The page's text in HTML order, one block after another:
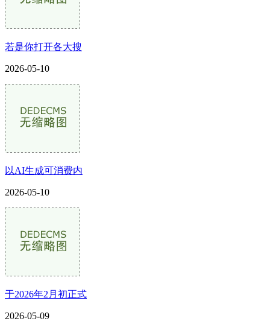
若是你打开各大搜
2026-05-10
以AI生成可消费内
2026-05-10
于2026年2月初正式
2026-05-09